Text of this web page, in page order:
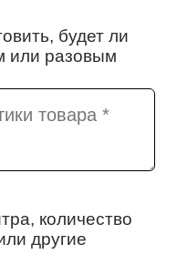
будет ли
или разовым
количество
другие